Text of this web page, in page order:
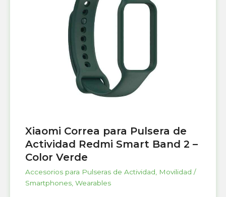
Xiaomi Correa para Pulsera de
Actividad Redmi Smart Band 2 –
Color Verde
Accesorios para Pulseras de Actividad
Movilidad /
Smartphones Wearables